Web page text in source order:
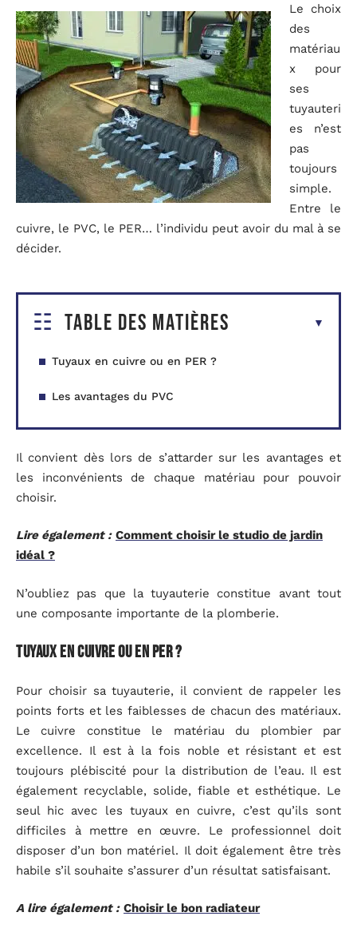
Le choix
des
matériau
x pour
ses
tuyauteri
es n’est
pas
toujours
simple.
Entre le
cuivre, le PVC, le PER… l’individu peut avoir du mal à se
décider.
Table des matières
Tuyaux en cuivre ou en PER ?
Les avantages du PVC
Il convient dès lors de s’attarder sur les avantages et
les inconvénients de chaque matériau pour pouvoir
choisir.
Lire également : Comment choisir le studio de jardin
idéal ?
N’oubliez pas que la tuyauterie constitue avant tout
une composante importante de la plomberie.
Tuyaux en cuivre ou en PER ?
Pour choisir sa tuyauterie, il convient de rappeler les
points forts et les faiblesses de chacun des matériaux.
Le cuivre constitue le matériau du plombier par
excellence. Il est à la fois noble et résistant et est
toujours plébiscité pour la distribution de l’eau. Il est
également recyclable, solide, fiable et esthétique. Le
seul hic avec les tuyaux en cuivre, c’est qu’ils sont
difficiles à mettre en œuvre. Le professionnel doit
disposer d’un bon matériel. Il doit également être très
habile s’il souhaite s’assurer d’un résultat satisfaisant.
A lire également : Choisir le bon radiateur